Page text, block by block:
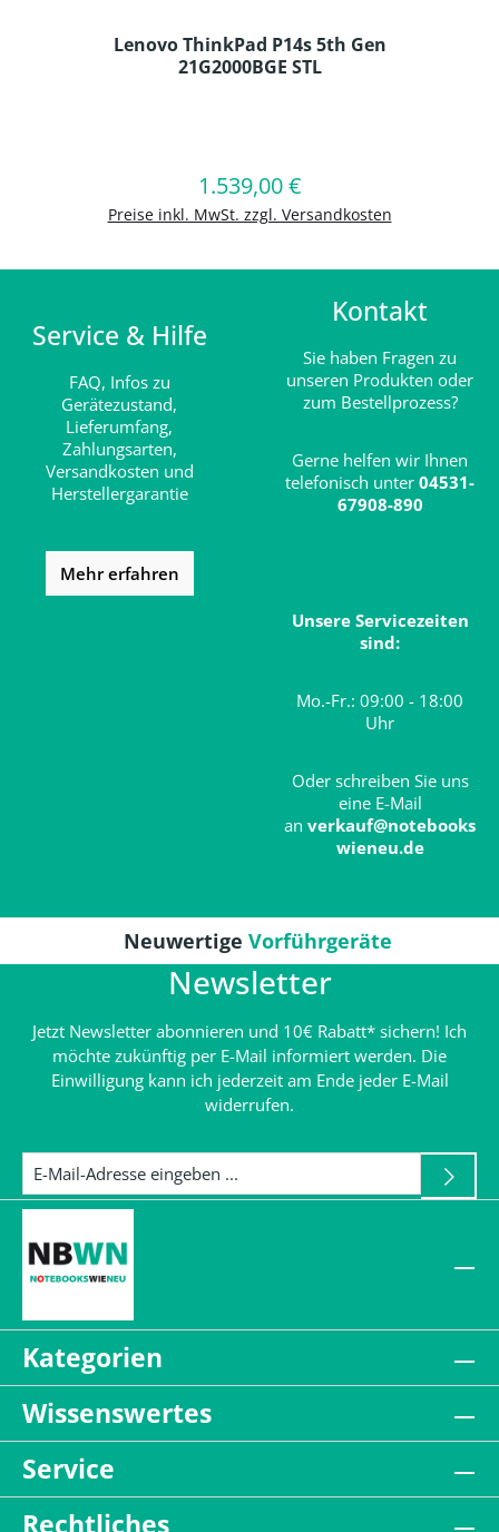
Lenovo ThinkPad P14s 5th Gen
21G2000BGE STL
Regulärer Preis:
1.539,00 €
Preise inkl. MwSt. zzgl. Versandkosten
In den Warenkorb
Service & Hilfe
FAQ, Infos zu
Gerätezustand,
Lieferumfang,
Zahlungsarten,
Versandkosten und
Herstellergarantie
Mehr erfahren
Kontakt
Sie haben Fragen zu
unseren Produkten oder
zum Bestellprozess?
Gerne helfen wir Ihnen
telefonisch unter 04531-
67908-890
Unsere Servicezeiten
sind:
Mo.-Fr.: 09:00 - 18:00
Uhr
Oder schreiben Sie uns
eine E-Mail
an verkauf@notebooks
wieneu.de
Neuwertige Vorführgeräte
Newsletter
Jetzt Newsletter abonnieren und 10€ Rabatt* sichern! Ich
möchte zukünftig per E-Mail informiert werden. Die
Einwilligung kann ich jederzeit am Ende jeder E-Mail
widerrufen.
Kategorien
Wissenswertes
Service
Rechtliches